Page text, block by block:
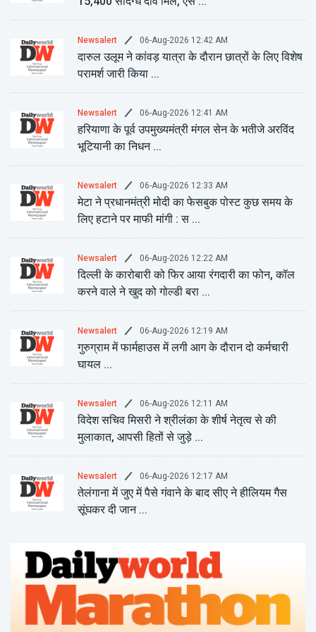
Newsalert 06-Aug-2026 12:42 AM
दारुल उलूम ने कांवड़ यात्रा के दौरान छात्रों के लिए विशेष
परामर्श जारी किया ...
Newsalert 06-Aug-2026 12:41 AM
हरियाणा के पूर्व उपमुख्यमंत्री मंगल सेन के भतीजे अरविंद
भूटियानी का निधन ...
Newsalert 06-Aug-2026 12:33 AM
मेटा ने प्रधानमंत्री मोदी का फेसबुक पोस्ट कुछ समय के
लिए हटाने पर माफी मांगी : स ...
Newsalert 06-Aug-2026 12:22 AM
दिल्ली के कारोबारी को फिर आया रंगदारी का फोन, कॉल
करने वाले ने खुद को गोल्डी बरा ...
Newsalert 06-Aug-2026 12:19 AM
गुरुग्राम में फार्महाउस में लगी आग के दौरान दो कर्मचारी
घायल ...
Newsalert 06-Aug-2026 12:11 AM
विदेश सचिव मिसरी ने श्रीलंका के शीर्ष नेतृत्व से की
मुलाकात, आपसी हितों से जुड़े ...
Newsalert 06-Aug-2026 12:17 AM
तेलंगाना में जुए में पैसे गंवाने के बाद सीए ने हीलियम गैस
सूंघकर दी जान ...